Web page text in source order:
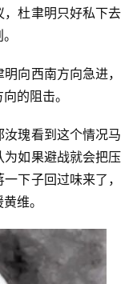
，杜聿明只好私下去
向西南方向急进，
的阻击。
瑰看到这个情况马
为如果避战就会把压
下子回过味来了，
维。